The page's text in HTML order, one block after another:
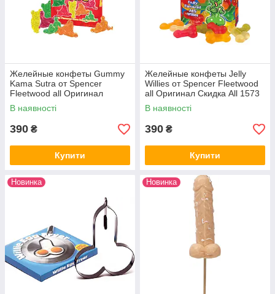
Желейные конфеты Gummy
Kama Sutra от Spencer
Fleetwood all Оригинал
Скидка All 1569
В наявності
390 ₴
Купити
Желейные конфеты Jelly
Willies от Spencer Fleetwood
all Оригинал Скидка All 1573
В наявності
390 ₴
Купити
Новинка Новинка